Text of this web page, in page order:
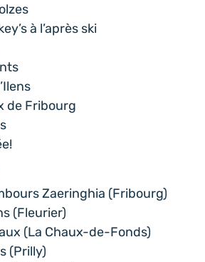
à l’après ski
de Fribourg
Zaeringhia (Fribourg)
(Fleurier)
(La Chaux-de-Fonds)
(Prilly)